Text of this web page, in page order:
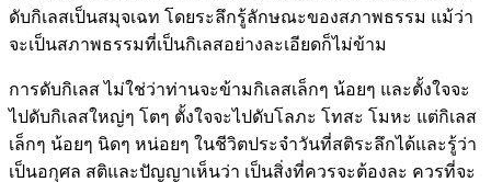
ดับกิเลสเป็นสมุจเฉท โดยระลึกรู้ลักษณะของสภาพธรรม แม้ว่า
จะเป็นสภาพธรรมที่เป็นกิเลสอย่างละเอียดก็ไม่ข้าม
การดับกิเลส ไม่ใช่ว่าท่านจะข้ามกิเลสเล็กๆ น้อยๆ และตั้งใจจะ
ไปดับกิเลสใหญ่ๆ โตๆ ตั้งใจจะไปดับโลภะ โทสะ โมหะ แต่กิเลส
เล็กๆ น้อยๆ นิดๆ หน่อยๆ ในชีวิตประจำวันที่สติระลึกได้และรู้ว่า
เป็นอกุศล สติและปัญญาเห็นว่า เป็นสิ่งที่ควรจะต้องละ ควรที่จะ